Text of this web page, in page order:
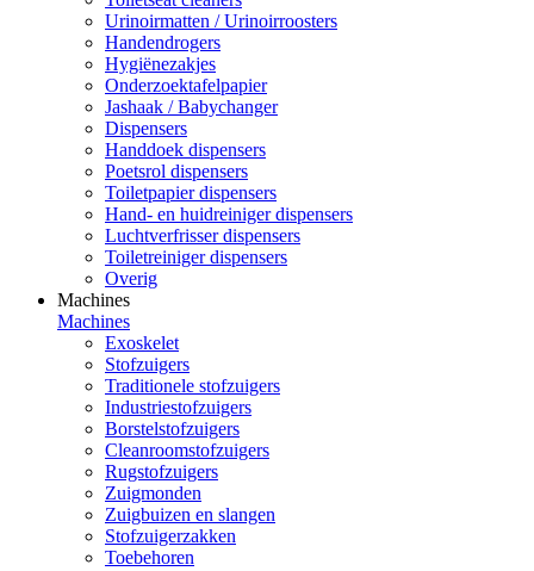
Urinoirmatten / Urinoirroosters
Handendrogers
Hygiënezakjes
Onderzoektafelpapier
Jashaak / Babychanger
Dispensers
Handdoek dispensers
Poetsrol dispensers
Toiletpapier dispensers
Hand- en huidreiniger dispensers
Luchtverfrisser dispensers
Toiletreiniger dispensers
Overig
Machines
Machines
Exoskelet
Stofzuigers
Traditionele stofzuigers
Industriestofzuigers
Borstelstofzuigers
Cleanroomstofzuigers
Rugstofzuigers
Zuigmonden
Zuigbuizen en slangen
Stofzuigerzakken
Toebehoren